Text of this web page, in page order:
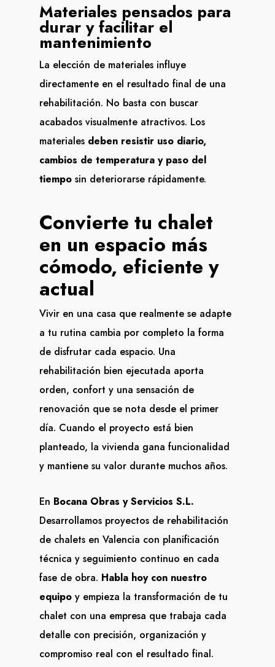
Materiales pensados para
durar y facilitar el
mantenimiento
La elección de materiales influye
directamente en el resultado final de una
rehabilitación. No basta con buscar
acabados visualmente atractivos. Los
materiales deben resistir uso diario,
cambios de temperatura y paso del
tiempo sin deteriorarse rápidamente.
Convierte tu chalet
en un espacio más
cómodo, eficiente y
actual
Vivir en una casa que realmente se adapte
a tu rutina cambia por completo la forma
de disfrutar cada espacio. Una
rehabilitación bien ejecutada aporta
orden, confort y una sensación de
renovación que se nota desde el primer
día. Cuando el proyecto está bien
planteado, la vivienda gana funcionalidad
y mantiene su valor durante muchos años.
En Bocana Obras y Servicios S.L.
Desarrollamos proyectos de rehabilitación
de chalets en Valencia con planificación
técnica y seguimiento continuo en cada
fase de obra. Habla hoy con nuestro
equipo y empieza la transformación de tu
chalet con una empresa que trabaja cada
detalle con precisión, organización y
compromiso real con el resultado final.